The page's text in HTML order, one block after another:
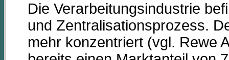
Die Verarbeitungsindustrie
und Zentralisationsprozess.
mehr konzentriert (vgl. Rewe